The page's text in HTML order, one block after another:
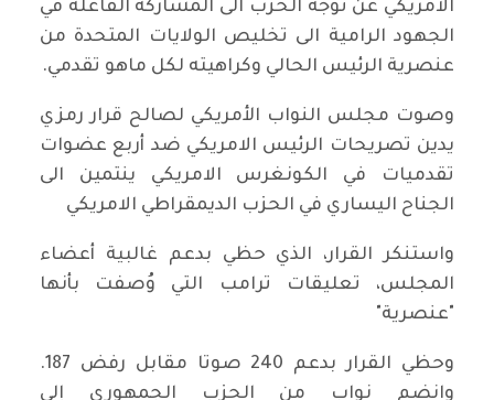
الامريكي عن توجه الحزب الى المشاركة الفاعلة في
الجهود الرامية الى تخليص الولايات المتحدة من
عنصرية الرئيس الحالي وكراهيته لكل ماهو تقدمي.
وصوت مجلس النواب الأمريكي لصالح قرار رمزي
يدين تصريحات الرئيس الامريكي ضد أربع عضوات
تقدميات في الكونغرس الامريكي ينتمين الى
الجناح اليساري في الحزب الديمقراطي الامريكي
واستنكر القرار، الذي حظي بدعم غالبية أعضاء
المجلس، تعليقات ترامب التي وُصفت بأنها
"عنصرية"
وحظي القرار بدعم 240 صوتا مقابل رفض 187.
وانضم نواب من الحزب الجمهوري إلى